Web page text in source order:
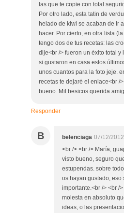
las que te copie con total
Por otro lado, esta tatin de
helado de kiwi se acaban de ir
hacer. Por cierto, en otra lista
tengo dos de tus recetas: las
dije<br /> fueron un éxito total y
si gustaron en casa estos
unos cuantos para la foto jeje.
recetas te dejaré el enlace<br /
bueno. Mil besicos querida
Responder
B belenciaga 07/12/
<br /> <br /> María,
visto bueno, seguro
estupendas. sobre
os hayan gustado, eso
importante.<br /> <br /
molesta en absoluto
ideas, o las